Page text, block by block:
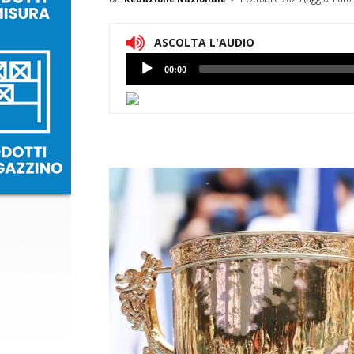
ASCOLTA L'AUDIO
Lettore
Audio
00:00